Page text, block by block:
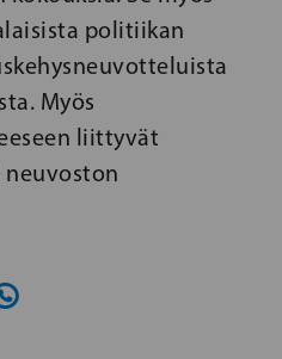
politiikan
Myös
liittyvät
neuvoston